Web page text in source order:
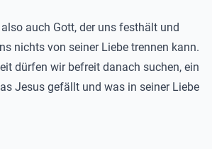
auch Gott, der uns festhält und
nichts von seiner Liebe trennen kann.
dürfen wir befreit danach suchen, ein
Jesus gefällt und was in seiner Liebe